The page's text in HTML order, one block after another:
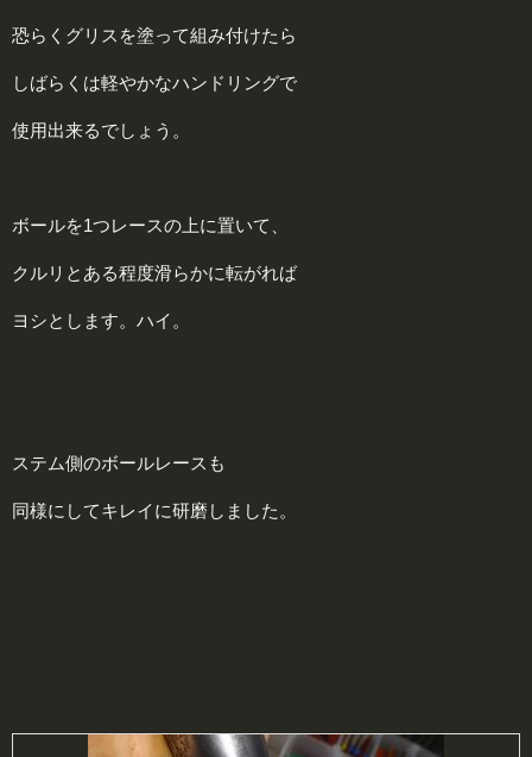
恐らくグリスを塗って組み付けたら
しばらくは軽やかなハンドリングで
使用出来るでしょう。
ボールを1つレースの上に置いて、
クルリとある程度滑らかに転がれば
ヨシとします。ハイ。
ステム側のボールレースも
同様にしてキレイに研磨しました。